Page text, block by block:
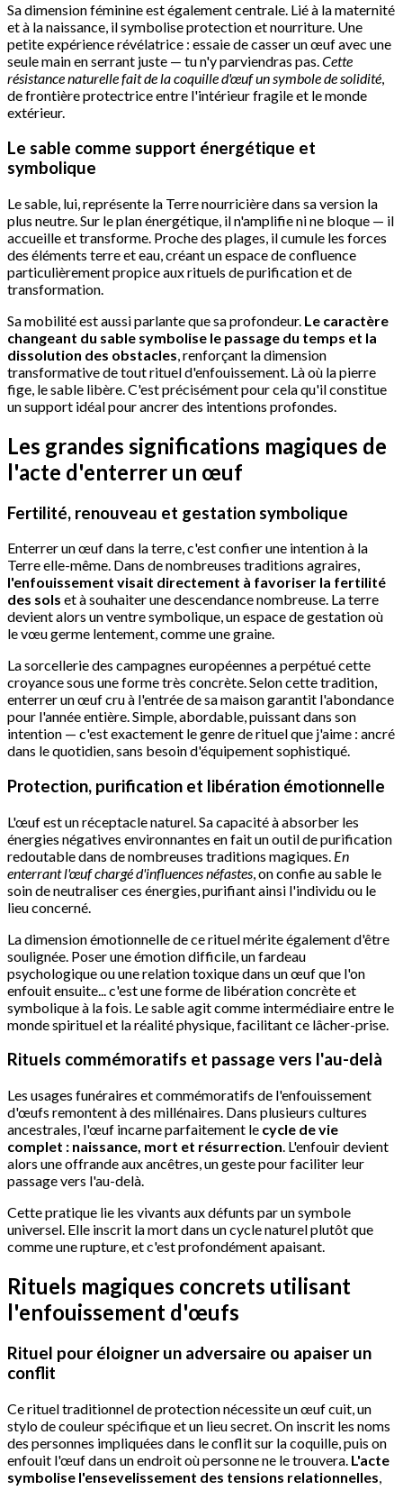
Sa dimension féminine est également centrale. Lié à la maternité
et à la naissance, il symbolise protection et nourriture. Une
petite expérience révélatrice : essaie de casser un œuf avec une
seule main en serrant juste — tu n'y parviendras pas.Cette
résistance naturelle fait de la coquille d'œuf un symbole de solidité,
de frontière protectrice entre l'intérieur fragile et le monde
extérieur.
Le sable comme support énergétique et
symbolique
Le sable, lui, représente la Terre nourricière dans sa version la
plus neutre. Sur le plan énergétique, il n'amplifie ni ne bloque — il
accueille et transforme. Proche des plages, il cumule les forces
des éléments terre et eau, créant un espace de confluence
particulièrement propice aux rituels de purification et de
transformation.
Sa mobilité est aussi parlante que sa profondeur. Le caractère
changeant du sable symbolise le passage du temps et la
dissolution des obstacles , renforçant la dimension
transformative de tout rituel d'enfouissement. Là où la pierre
fige, le sable libère. C'est précisément pour cela qu'il constitue
un support idéal pour ancrer des intentions profondes.
Les grandes significations magiques de
l'acte d'enterrer un œuf
Fertilité, renouveau et gestation symbolique
Enterrer un œuf dans la terre, c'est confier une intention à la
Terre elle-même. Dans de nombreuses traditions agraires,
l'enfouissement visait directement à favoriser la fertilité
des sols et à souhaiter une descendance nombreuse. La terre
devient alors un ventre symbolique, un espace de gestation où
le vœu germe lentement, comme une graine.
La sorcellerie des campagnes européennes a perpétué cette
croyance sous une forme très concrète. Selon cette tradition,
enterrer un œuf cru à l'entrée de sa maison garantit l'abondance
pour l'année entière. Simple, abordable, puissant dans son
intention — c'est exactement le genre de rituel que j'aime : ancré
dans le quotidien, sans besoin d'équipement sophistiqué.
Protection, purification et libération émotionnelle
L'œuf est un réceptacle naturel. Sa capacité à absorber les
énergies négatives environnantes en fait un outil de purification
redoutable dans de nombreuses traditions magiques. En
enterrant l'œuf chargé d'influences néfastes , on confie au sable le
soin de neutraliser ces énergies, purifiant ainsi l'individu ou le
lieu concerné.
La dimension émotionnelle de ce rituel mérite également d'être
soulignée. Poser une émotion difficile, un fardeau
psychologique ou une relation toxique dans un œuf que l'on
enfouit ensuite... c'est une forme de libération concrète et
symbolique à la fois. Le sable agit comme intermédiaire entre le
monde spirituel et la réalité physique, facilitant ce lâcher-prise.
Rituels commémoratifs et passage vers l'au-delà
Les usages funéraires et commémoratifs de l'enfouissement
d'œufs remontent à des millénaires. Dans plusieurs cultures
ancestrales, l'œuf incarne parfaitement le cycle de vie
complet : naissance, mort et résurrection. L'enfouir devient
alors une offrande aux ancêtres, un geste pour faciliter leur
passage vers l'au-delà.
Cette pratique lie les vivants aux défunts par un symbole
universel. Elle inscrit la mort dans un cycle naturel plutôt que
comme une rupture, et c'est profondément apaisant.
Rituels magiques concrets utilisant
l'enfouissement d'œufs
Rituel pour éloigner un adversaire ou apaiser un
conflit
Ce rituel traditionnel de protection nécessite un œuf cuit, un
stylo de couleur spécifique et un lieu secret. On inscrit les noms
des personnes impliquées dans le conflit sur la coquille, puis on
enfouit l'œuf dans un endroit où personne ne le trouvera. L'acte
symbolise l'ensevelissement des tensions relationnelles